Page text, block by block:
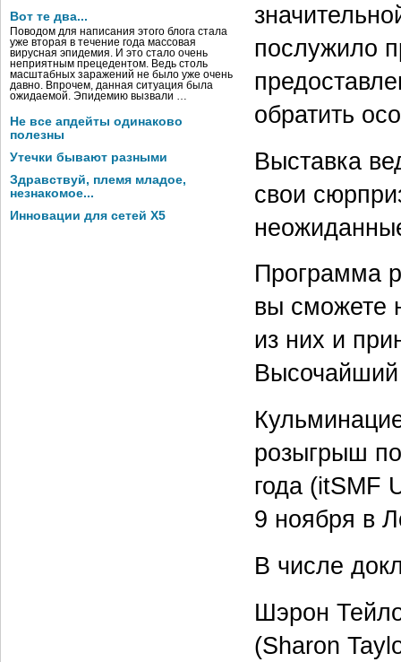
Вот те два...
Поводом для написания этого блога стала
уже вторая в течение года массовая
вирусная эпидемия. И это стало очень
неприятным прецедентом. Ведь столь
масштабных заражений не было уже очень
давно. Впрочем, данная ситуация была
ожидаемой. Эпидемию вызвали …
Не все апдейты одинаково
полезны
Утечки бывают разными
Здравствуй, племя младое,
незнакомое...
Инновации для сетей X5
послужило
обратить
Выставка
свои
Программа
вы сможете
из них и
Высочайший
розыгрыш
года (itSMF
9 ноября в
В числе
Шэрон
(Sharon